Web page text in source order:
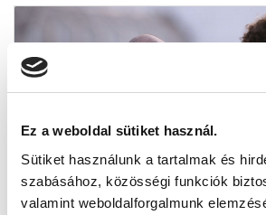
Ez a weboldal sütiket használ.
Sütiket használunk a tartalmak és
szabásához, közösségi funkciók
valamint weboldalforgalmunk